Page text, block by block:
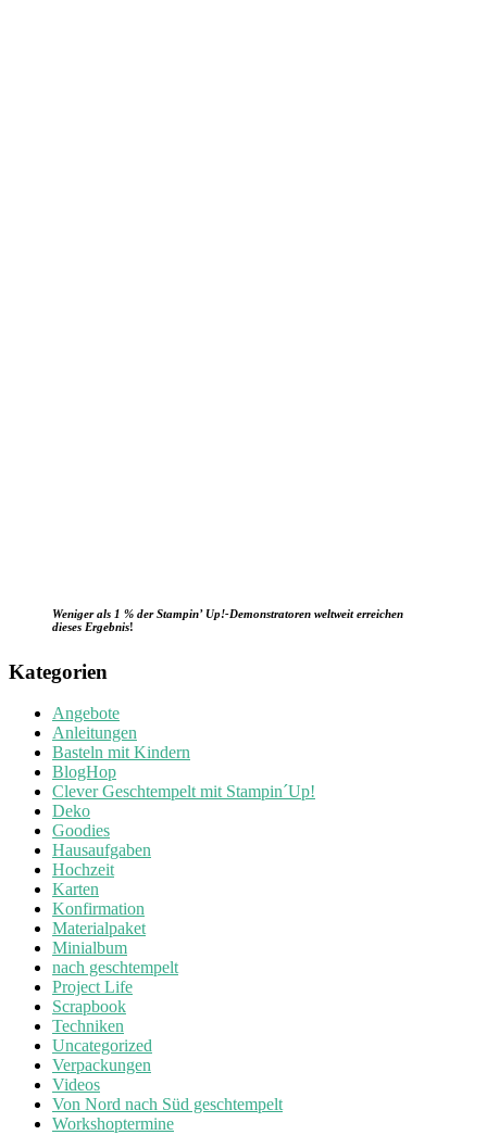
Weniger als 1 % der Stampin’ Up!-Demonstratoren weltweit erreichen
dieses Ergebnis!
Kategorien
Angebote
Anleitungen
Basteln mit Kindern
BlogHop
Clever Geschtempelt mit Stampin´Up!
Deko
Goodies
Hausaufgaben
Hochzeit
Karten
Konfirmation
Materialpaket
Minialbum
nach geschtempelt
Project Life
Scrapbook
Techniken
Uncategorized
Verpackungen
Videos
Von Nord nach Süd geschtempelt
Workshoptermine